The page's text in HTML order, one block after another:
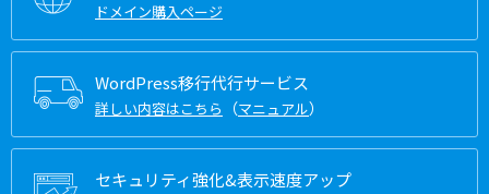
ドメイン購入ページ
WordPress移行代行サービス
詳しい内容はこちら （マニュアル）
セキュリティ強化&表示速度アップ